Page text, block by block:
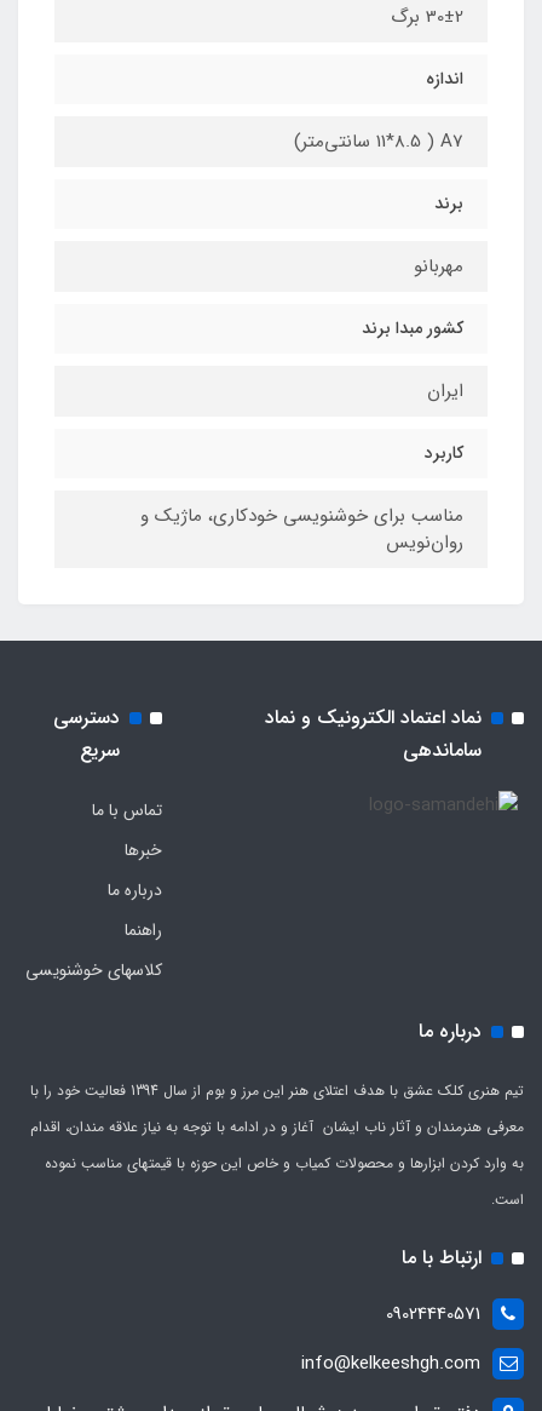
30±2 برگ
اندازه
A7 ( 11*8.5 سانتی‌متر)
برند
مهربانو
کشور مبدا برند
ایران
کاربرد
مناسب برای خوشنویسی خودکاری، ماژیک و
روان‌نویس
نماد اعتماد الکترونیک و نماد
ساماندهی
دسترسی
سریع
تماس با ما
خبرها
درباره ما
راهنما
کلاسهای خوشنویسی
درباره ما
تیم هنری کلک عشق با هدف اعتلای هنر این مرز و بوم از سال 1394 فعالیت خود را با
معرفی هنرمندان و آثار ناب ایشان آغاز و در ادامه با توجه به نیاز علاقه مندان، اقدام
به وارد کردن ابزارها و محصولات کمیاب و خاص این حوزه با قیمتهای مناسب نموده
است.
ارتباط با ما
09024440571
info@kelkeeshgh.com